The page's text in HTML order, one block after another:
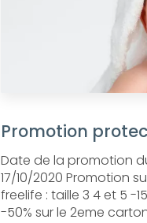
Promotion
Date de la promotion
17/10/2020 Promotion
freelife : taille 3 4 et 5 -
-50% sur le 2eme